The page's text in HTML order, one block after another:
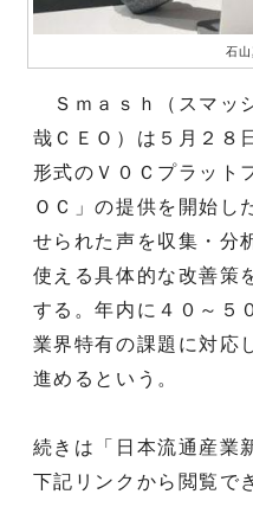
石
Ｓｍａｓｈ（スマッ
哉ＣＥＯ）は５月２８
形式のＶ０Ｃプラット
ＯＣ」の提供を開始し
せられた声を収集・分
使える具体的な改善策
する。年内に４０～５
業界特有の課題に対応
進めるという。
続きは「日本流通産業
下記リンクから閲覧で